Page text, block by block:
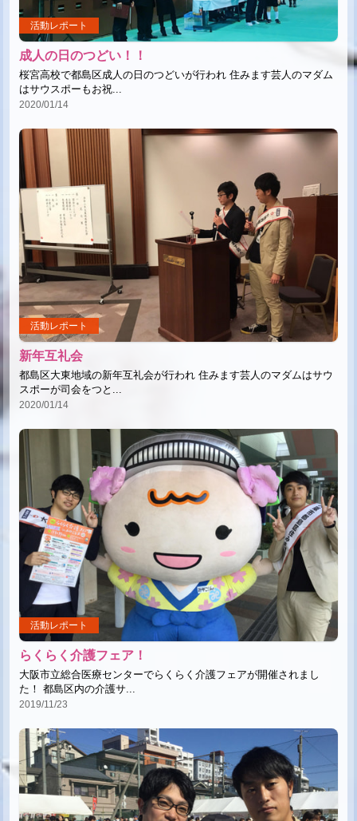
活動レポート
成人の日のつどい！！
桜宮高校で都島区成人の日のつどいが行われ 住みます芸人のマダム
はサウスポーもお祝...
2020/01/14
活動レポート
新年互礼会
都島区大東地域の新年互礼会が行われ 住みます芸人のマダムはサウ
スポーが司会をつと...
2020/01/14
活動レポート
らくらく介護フェア！
大阪市立総合医療センターでらくらく介護フェアが開催されまし
た！ 都島区内の介護サ...
2019/11/23